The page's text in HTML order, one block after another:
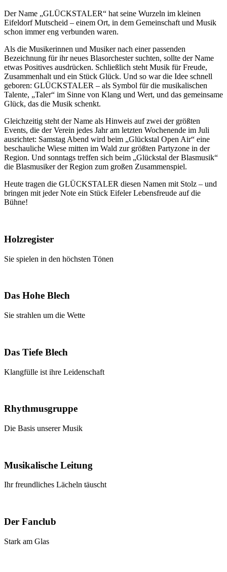
Der Name „GLÜCKSTALER“ hat seine Wurzeln im kleinen
Eifeldorf Mutscheid – einem Ort, in dem Gemeinschaft und Musik
schon immer eng verbunden waren.
Als die Musikerinnen und Musiker nach einer passenden
Bezeichnung für ihr neues Blasorchester suchten, sollte der Name
etwas Positives ausdrücken. Schließlich steht Musik für Freude,
Zusammenhalt und ein Stück Glück. Und so war die Idee schnell
geboren: GLÜCKSTALER – als Symbol für die musikalischen
Talente, „Taler“ im Sinne von Klang und Wert, und das gemeinsame
Glück, das die Musik schenkt.
Gleichzeitig steht der Name als Hinweis auf zwei der größten
Events, die der Verein jedes Jahr am letzten Wochenende im Juli
ausrichtet: Samstag Abend wird beim „Glückstal Open Air“ eine
beschauliche Wiese mitten im Wald zur größten Partyzone in der
Region. Und sonntags treffen sich beim „Glückstal der Blasmusik“
die Blasmusiker der Region zum großen Zusammenspiel.
Heute tragen die GLÜCKSTALER diesen Namen mit Stolz – und
bringen mit jeder Note ein Stück Eifeler Lebensfreude auf die
Bühne!
Holzregister
Sie spielen in den höchsten Tönen
Das Hohe Blech
Sie strahlen um die Wette
Das Tiefe Blech
Klangfülle ist ihre Leidenschaft
Rhythmusgruppe
Die Basis unserer Musik
Musikalische Leitung
Ihr freundliches Lächeln täuscht
Der Fanclub
Stark am Glas